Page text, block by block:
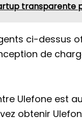
transparente
ci-dessus
de
Ulefone est
obtenir